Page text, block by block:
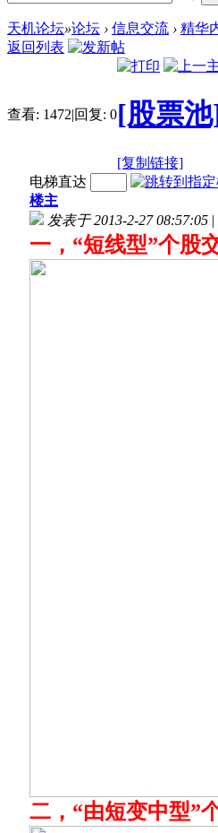
天机论坛»论坛 › 信息交流 › 精华
返回列表
查看: 1472|回复: 0[股票
[复制链接]
电梯直达
楼主
发表于 2013-2-27 08:57:05 |
一，“短线型”个股
二，“由短变中型”